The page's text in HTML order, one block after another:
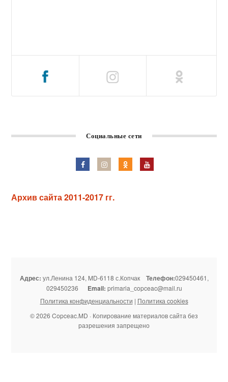
Социальные сети
Архив сайта 2011-2017 гг.
Адрес: ул.Ленина 124, MD-6118 с.Копчак Телефон:029450461,
029450236 Email: primaria_copceac@mail.ru
Политика конфиденциальности | Политика cookies
© 2026 Copceac.MD · Копирование материалов сайта без
разрешения запрещено